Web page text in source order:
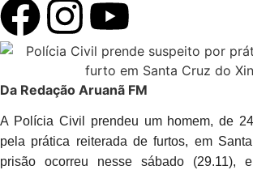
Da Redação Aruanã FM
A Polícia Civil prendeu um homem, de
pela prática reiterada de furtos, em
prisão ocorreu nesse sábado (29.11),